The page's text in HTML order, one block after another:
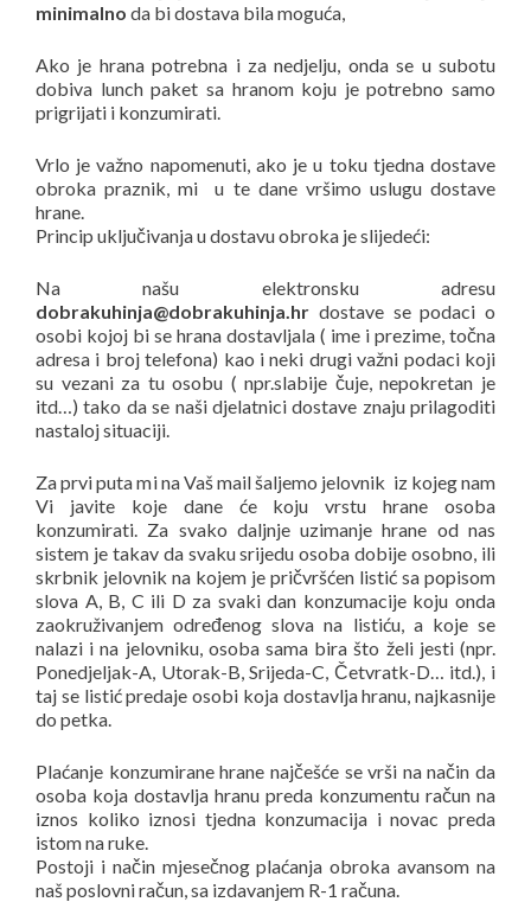
minimalno da bi dostava bila moguća,
Ako je hrana potrebna i za nedjelju, onda se u subotu
dobiva lunch paket sa hranom koju je potrebno samo
prigrijati i konzumirati.
Vrlo je važno napomenuti, ako je u toku tjedna dostave
obroka praznik, mi u te dane vršimo uslugu dostave
hrane.
Princip uključivanja u dostavu obroka je slijedeći:
Na našu elektronsku adresu
dobrakuhinja@dobrakuhinja.hr dostave se podaci o
osobi kojoj bi se hrana dostavljala ( ime i prezime, točna
adresa i broj telefona) kao i neki drugi važni podaci koji
su vezani za tu osobu ( npr.slabije čuje, nepokretan je
itd…) tako da se naši djelatnici dostave znaju prilagoditi
nastaloj situaciji.
Za prvi puta mi na Vaš mail šaljemo jelovnik iz kojeg nam
Vi javite koje dane će koju vrstu hrane osoba
konzumirati. Za svako daljnje uzimanje hrane od nas
sistem je takav da svaku srijedu osoba dobije osobno, ili
skrbnik jelovnik na kojem je pričvršćen listić sa popisom
slova A, B, C ili D za svaki dan konzumacije koju onda
zaokruživanjem određenog slova na listiću, a koje se
nalazi i na jelovniku, osoba sama bira što želi jesti (npr.
Ponedjeljak-A, Utorak-B, Srijeda-C, Četvratk-D… itd.), i
taj se listić predaje osobi koja dostavlja hranu, najkasnije
do petka.
Plaćanje konzumirane hrane najčešće se vrši na način da
osoba koja dostavlja hranu preda konzumentu račun na
iznos koliko iznosi tjedna konzumacija i novac preda
istom na ruke.
Postoji i način mjesečnog plaćanja obroka avansom na
naš poslovni račun, sa izdavanjem R-1 računa.